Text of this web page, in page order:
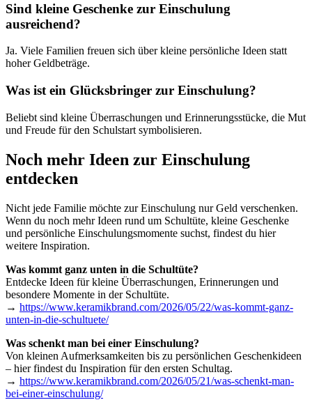
Sind kleine Geschenke zur Einschulung
ausreichend?
Ja. Viele Familien freuen sich über kleine persönliche Ideen statt
hoher Geldbeträge.
Was ist ein Glücksbringer zur Einschulung?
Beliebt sind kleine Überraschungen und Erinnerungsstücke, die Mut
und Freude für den Schulstart symbolisieren.
Noch mehr Ideen zur Einschulung
entdecken
Nicht jede Familie möchte zur Einschulung nur Geld verschenken.
Wenn du noch mehr Ideen rund um Schultüte, kleine Geschenke
und persönliche Einschulungsmomente suchst, findest du hier
weitere Inspiration.
Was kommt ganz unten in die Schultüte?
Entdecke Ideen für kleine Überraschungen, Erinnerungen und
besondere Momente in der Schultüte.
→ https://www.keramikbrand.com/2026/05/22/was-kommt-ganz-
unten-in-die-schultuete/
Was schenkt man bei einer Einschulung?
Von kleinen Aufmerksamkeiten bis zu persönlichen Geschenkideen
– hier findest du Inspiration für den ersten Schultag.
→ https://www.keramikbrand.com/2026/05/21/was-schenkt-man-
bei-einer-einschulung/